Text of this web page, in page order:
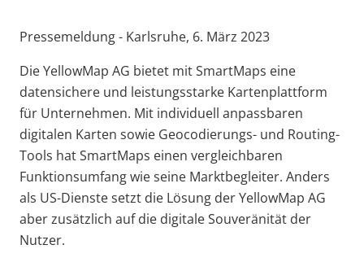
Pressemeldung - Karlsruhe, 6. März 2023
Die YellowMap AG bietet mit SmartMaps eine
datensichere und leistungsstarke Kartenplattform
für Unternehmen. Mit individuell anpassbaren
digitalen Karten sowie Geocodierungs- und Routing-
Tools hat SmartMaps einen vergleichbaren
Funktionsumfang wie seine Marktbegleiter. Anders
als US-Dienste setzt die Lösung der YellowMap AG
aber zusätzlich auf die digitale Souveränität der
Nutzer.